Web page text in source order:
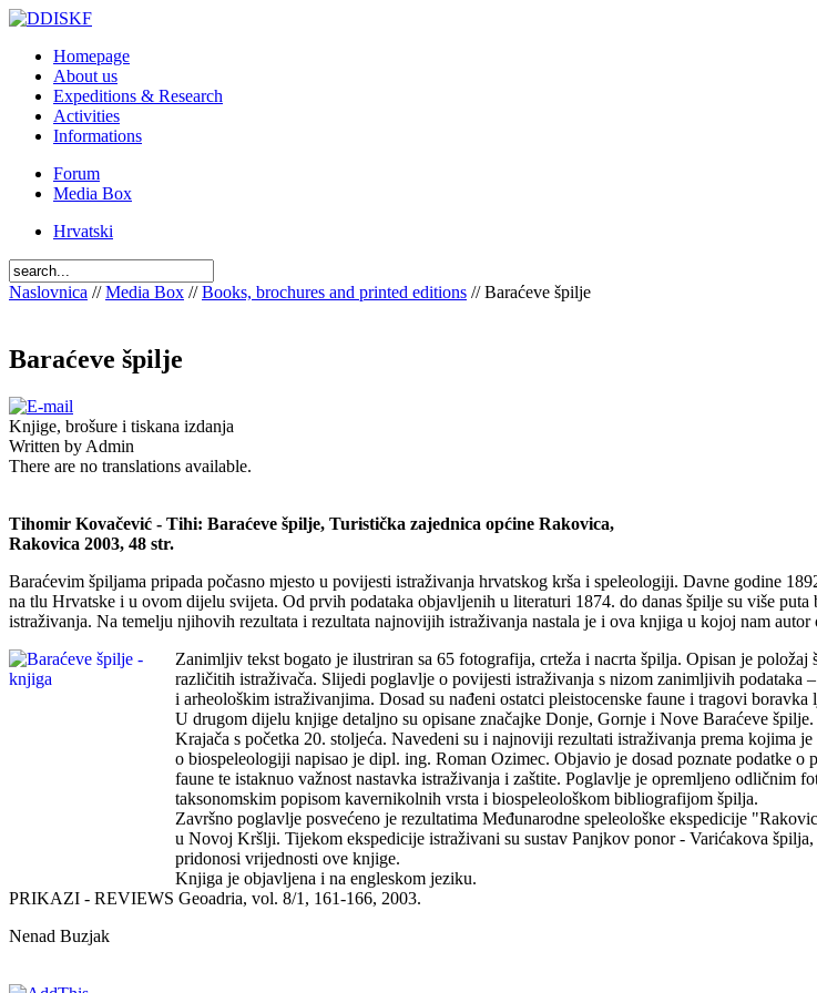
Homepage
About us
Expeditions & Research
Activities
Informations
Forum
Media Box
Hrvatski
Naslovnica //Media Box //Books, brochures and printed editions // Baraćeve špilje
Baraćeve špilje
Knjige, brošure i tiskana izdanja
Written by Admin
There are no translations available.
Tihomir Kovačević - Tihi: Baraćeve špilje, Turistička zajednica općine Rakovica,
Rakovica 2003, 48 str.
Baraćevim špiljama pripada počasno mjesto u povijesti istraživanja hrvatskog krša i speleologiji. Davne godine
na tlu Hrvatske i u ovom dijelu svijeta. Od prvih podataka objavljenih u literaturi 1874. do danas špilje su više
istraživanja. Na temelju njihovih rezultata i rezultata najnovijih istraživanja nastala je i ova knjiga u kojoj nam
Zanimljiv tekst bogato je ilustriran sa 65 fotografija, crteža i nacrta špilja. Opisan je
različitih istraživača. Slijedi poglavlje o povijesti istraživanja s nizom zanimljivih
i arheološkim istraživanjima. Dosad su nađeni ostatci pleistocenske faune i tragovi
U drugom dijelu knjige detaljno su opisane značajke Donje, Gornje i Nove Baraćeve
Krajača s početka 20. stoljeća. Navedeni su i najnoviji rezultati istraživanja prema kojima
o biospeleologiji napisao je dipl. ing. Roman Ozimec. Objavio je dosad poznate podatke
faune te istaknuo važnost nastavka istraživanja i zaštite. Poglavlje je opremljeno
taksonomskim popisom kavernikolnih vrsta i biospeleološkom bibliografijom špilja.
Završno poglavlje posvećeno je rezultatima Međunarodne speleološke ekspedicije
u Novoj Kršlji. Tijekom ekspedicije istraživani su sustav Panjkov ponor - Varićakova
pridonosi vrijednosti ove knjige.
Knjiga je objavljena i na engleskom jeziku.
PRIKAZI - REVIEWS Geoadria, vol. 8/1, 161-166, 2003.
Nenad Buzjak